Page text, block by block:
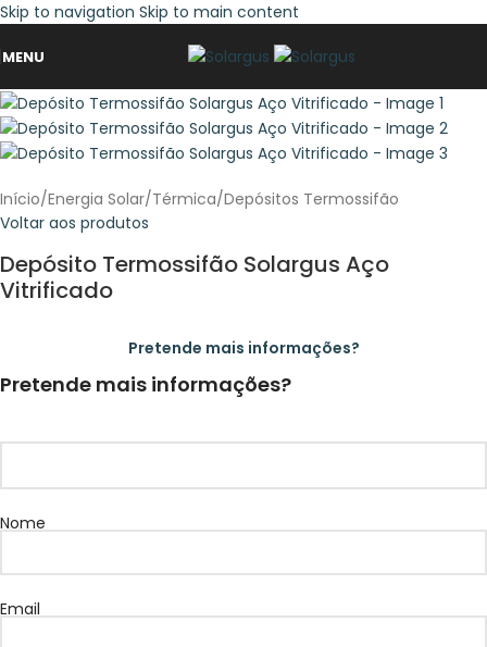
Skip to navigation Skip to main content
MENU
Início/Energia Solar/Térmica/Depósitos Termossifão
Voltar aos produtos
Depósito Termossifão Solargus Aço
Vitrificado
Pretende mais informações?
Pretende mais informações?
Nome
Email